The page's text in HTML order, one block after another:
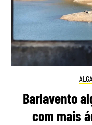
Barlavento
com mais